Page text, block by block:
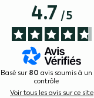
4.7/5
Basé sur 80 avis soumis à un
contrôle
Voir tous les avis sur ce site